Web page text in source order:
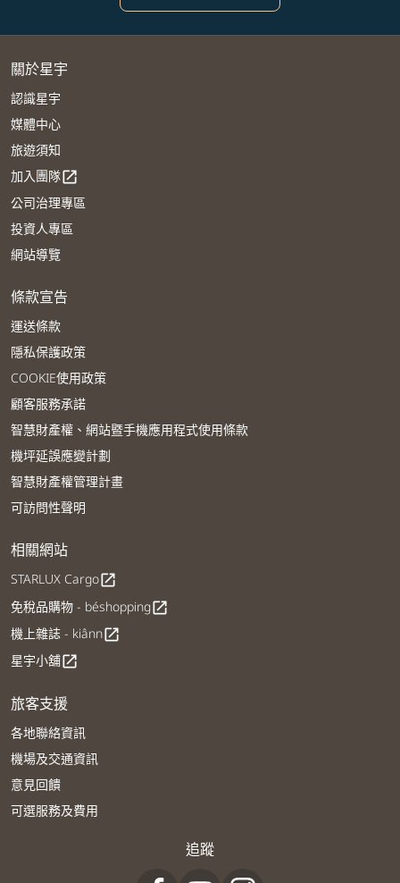
關於星宇
認識星宇
媒體中心
旅遊須知
加入團隊open_in_new
公司治理專區
投資人專區
網站導覽
條款宣告
運送條款
隱私保護政策
COOKIE使用政策
顧客服務承諾
智慧財產權、網站暨手機應用程式使用條款
機坪延誤應變計劃
智慧財產權管理計畫
可訪問性聲明
相關網站
STARLUX Cargoopen_in_new
免稅品購物 - béshoppingopen_in_new
機上雜誌 - kiânnopen_in_new
星宇小舖open_in_new
旅客支援
各地聯絡資訊
機場及交通資訊
意見回饋
可選服務及費用
追蹤